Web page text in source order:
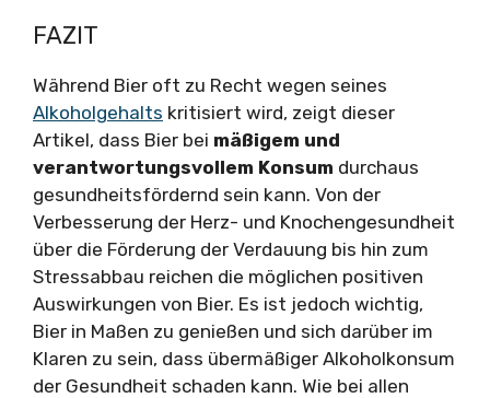
FAZIT
Während Bier oft zu Recht wegen seines
Alkoholgehalts kritisiert wird, zeigt dieser
Artikel, dass Bier bei mäßigem und
verantwortungsvollem Konsum durchaus
gesundheitsfördernd sein kann. Von der
Verbesserung der Herz- und Knochengesundheit
über die Förderung der Verdauung bis hin zum
Stressabbau reichen die möglichen positiven
Auswirkungen von Bier. Es ist jedoch wichtig,
Bier in Maßen zu genießen und sich darüber im
Klaren zu sein, dass übermäßiger Alkoholkonsum
der Gesundheit schaden kann. Wie bei allen